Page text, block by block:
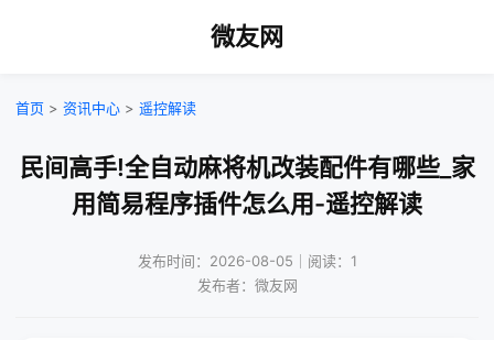
微友网
首页 > 资讯中心 > 遥控解读
民间高手!全自动麻将机改装配件有哪些_家
用简易程序插件怎么用-遥控解读
发布时间：2026-08-05｜阅读：1
发布者：微友网